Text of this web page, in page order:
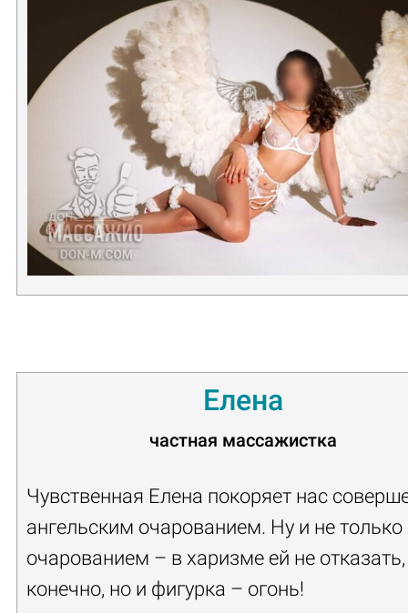
Елена
частная массажистка
Чувственная Елена покоряет нас
ангельским очарованием. Ну и не только
очарованием – в харизме ей не отказать,
конечно, но и фигурка – огонь!